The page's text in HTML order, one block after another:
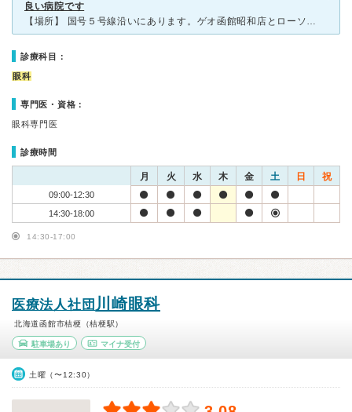
良い病院です
【場所】 国号５号線沿いにあります。ゲオ函館昭和店とローソンに挟まれています。分かりやすい場所にあると思います。 【受付】 受付と会計と２人女性がいらっしゃいます。他の病院と同じようにまず症
診療科目：
眼科
専門医・資格：
眼科専門医
診療時間
月 火 水 木 金 土 日 祝
09:00-12:30
14:30-18:00
14:30-17:00
医療法人社団 川崎眼科
北海道函館市桔梗（桔梗駅）
駐車場あり マイナ受付
土曜（〜12:30）